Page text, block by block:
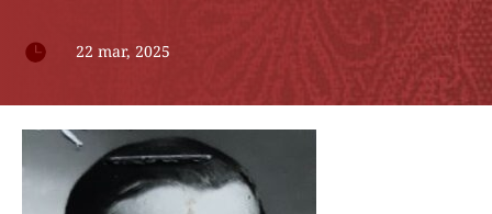
 22 mar, 2025